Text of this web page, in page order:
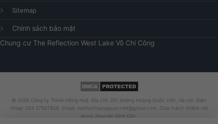
Sitemap
Chính sách bảo mật
Chung cư The Reflection West Lake Võ Chí Công
© 2026 Công ty TNHH Hồng Huệ. Địa chỉ: 321 đường Hoàng Quốc Việt, Hà nội. Điện
thoại: 024 37567826. Email: noithathoangquocviet@gmail.com. Chịu trách nhiệm nội
dung: Nguyễn Đình Đức.